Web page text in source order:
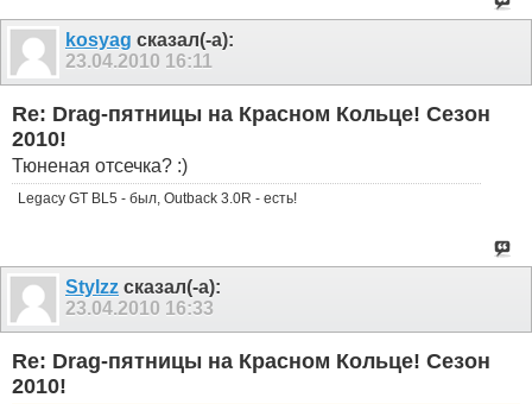
kosyag сказал(-а):
23.04.2010 16:11
Re: Drag-пятницы на Красном Кольце! Сезон
2010!
Тюненая отсечка? :)
Legacy GT BL5 - был, Outback 3.0R - есть!
Stylzz сказал(-а):
23.04.2010 16:33
Re: Drag-пятницы на Красном Кольце! Сезон
2010!